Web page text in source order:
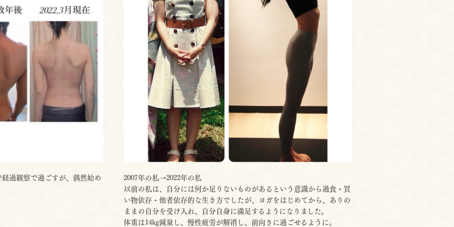
過観察で過ごすが、偶然始め
2007年の私→2022年の私
以前の私は、自分には何か足りないものがあるという意識から過食・買
い物依存・他者依存的な生き方でしたが、ヨガをはじめてから、ありの
ままの自分を受け入れ、自分自身に満足するようになりました。
体重は14kg減量し、慢性疲労が解消し、前向きに過ごせるように。